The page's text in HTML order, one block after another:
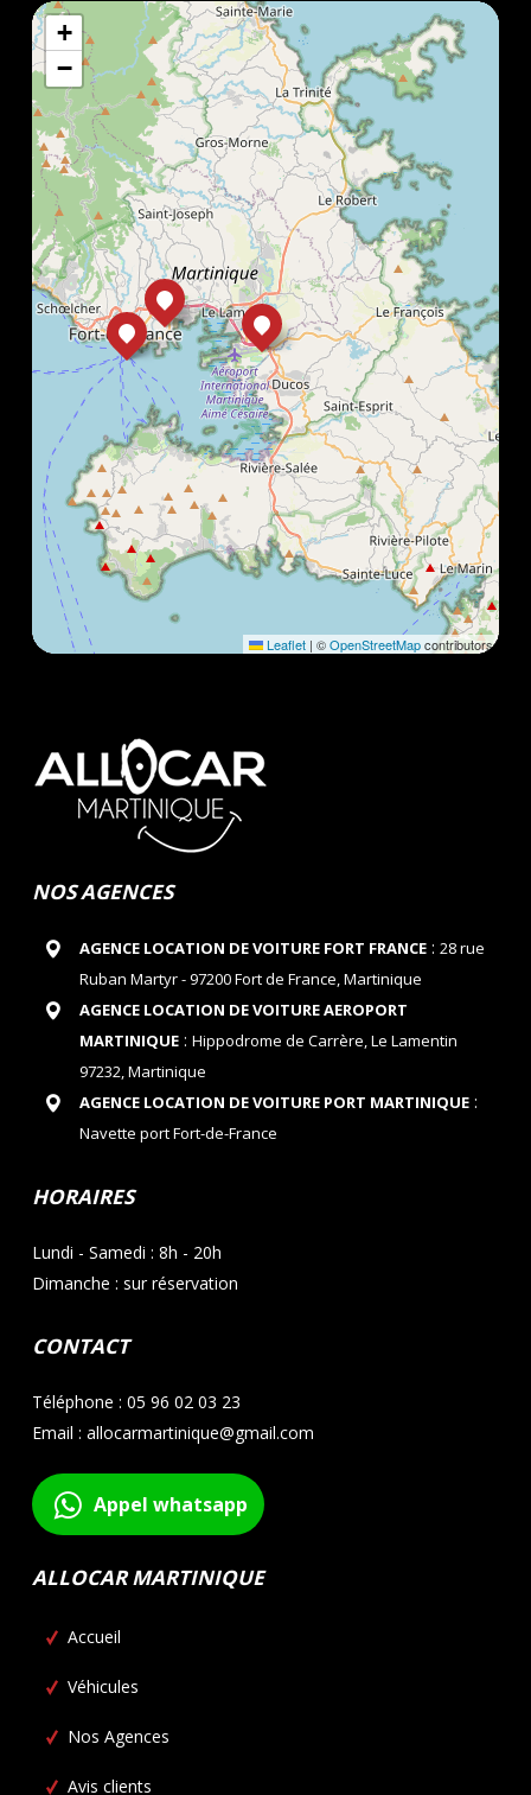
+
−
Leaflet | ©OpenStreetMapcontributors
NOS AGENCES
AGENCE LOCATION DE VOITURE FORT FRANCE: 28 rue
Ruban Martyr - 97200 Fort de France, Martinique
AGENCE LOCATION DE VOITURE AEROPORT
MARTINIQUE: Hippodrome de Carrère, Le Lamentin
97232, Martinique
AGENCE LOCATION DE VOITURE PORT MARTINIQUE:
Navette port Fort-de-France
HORAIRES
Lundi - Samedi : 8h - 20h
Dimanche : sur réservation
CONTACT
Téléphone : 05 96 02 03 23
Email : allocarmartinique@gmail.com
Appel whatsapp
ALLOCAR MARTINIQUE
Accueil
Véhicules
Nos Agences
Avis clients